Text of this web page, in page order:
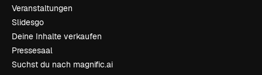
Veranstaltungen
Slidesgo
Deine Inhalte verkaufen
Pressesaal
Suchst du nach magnific.ai